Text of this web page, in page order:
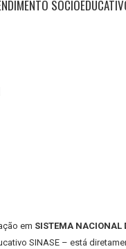
em SISTEMA NACIONAL
SINASE – está